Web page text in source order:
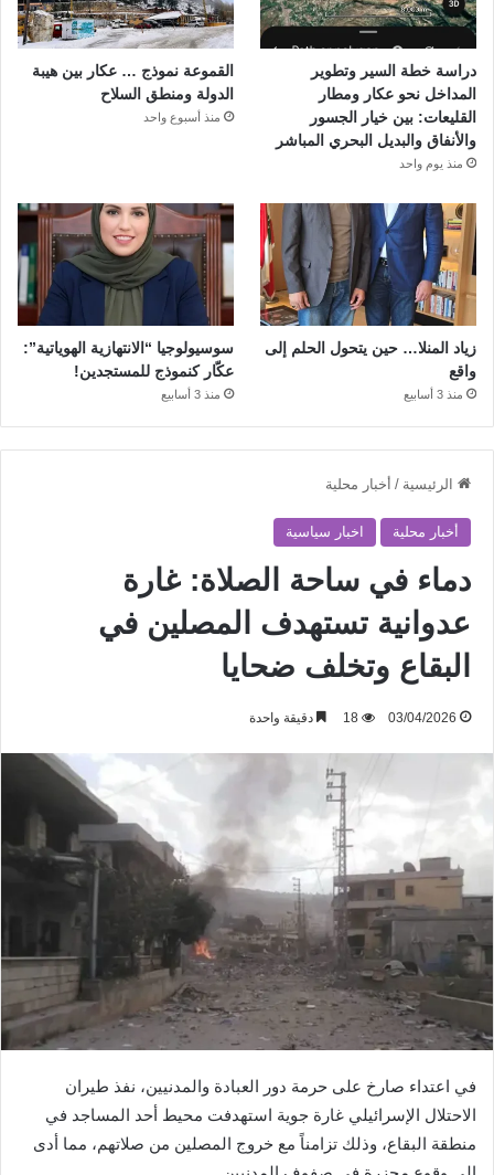
الرئيسية / أخبار محلية
أخبار محلية اخبار سياسية
دماء في ساحة الصلاة: غارة
عدوانية تستهدف المصلين في
البقاع وتخلف ضحايا
03/04/2026
18 دقيقة واحدة
في اعتداء صارخ على حرمة دور العبادة والمدنيين، نفذ طيران
الاحتلال الإسرائيلي غارة جوية استهدفت محيط أحد المساجد في
منطقة البقاع، وذلك تزامناً مع خروج المصلين من صلاتهم، مما أدى
دراسة خطة السير وتطوير
المداخل نحو عكار ومطار
القليعات: بين خيار الجسور
والأنفاق والبديل البحري المباشر
منذ يوم واحد
القموعة نموذج … عكار بين هيبة
الدولة ومنطق السلاح
منذ أسبوع واحد
زياد المنلا… حين يتحول الحلم إلى
واقع
منذ 3 أسابيع
سوسيولوجيا “الانتهازية الهوياتية”:
عكّار كنموذج للمستجدين!
منذ 3 أسابيع